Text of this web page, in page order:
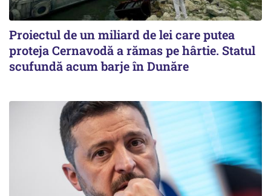
Proiectul de un miliard de lei care putea
proteja Cernavodă a rămas pe hârtie. Statul
scufundă acum barje în Dunăre